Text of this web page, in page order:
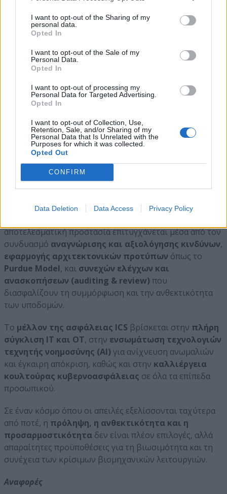
I want to opt-out of the Sharing of my
personal data.
Opted In
I want to opt-out of the Sale of my
Personal Data.
Opted In
I want to opt-out of processing my
Personal Data for Targeted Advertising.
Opted In
I want to opt-out of Collection, Use,
Retention, Sale, and/or Sharing of my
Personal Data that Is Unrelated with the
Purposes for which it was collected.
Opted Out
CONFIRM
Data Deletion Data Access Privacy Policy
έχουν ανασκοπηθεί οι κανόνες των συστημάτων
Firewall, IDS/IPS.
λογαριασμών και περιοδικός έλεγχος.
Network
Network Resilience: Αναγνώριση single points of
failure, ύπαρξη εφεδρικού εξοπλισμού, DRP,
αντίγραφα ασφαλείας.
Συμπεράσματα
Η ασφάλεια των Συστημάτων Βιομηχανικού Ελέγχου
και δυναμική προσπάθεια προσαρμογής απέναντι σε
αποτελεσματική προστασία επιτυγχάνεται μέσα από τον
συνδυασμό αναγνώρισης και αξιολόγησης κινδύνων,
εφαρμογής αρχιτεκτονικών προτύπων όπως το
Purdue Model, και συνεχών ελέγχων και
ανασκοπήσεων (auditing & review) που
διασφαλίζουν τη συμμόρφωση και την ανθεκτικότητα
των υποδομών.
Το μέλλον της ασφάλειας ICS βρίσκεται στην πλήρη
σύγκλιση IT και OT, στην ενσωμάτωση τεχνολογιών
τεχνητής νοημοσύνης (AI) για ανίχνευση ανωμαλιών
και έγκαιρη απόκριση, καθώς και στην καλλιέργεια
κουλτούρας κυβερνοασφάλειας σε όλα τα επίπεδα
προσωπικού.
Σε έναν κόσμο όπου οι απειλές εξελίσσονται ταχύτερα
από ποτέ, η πρόληψη, η ανθεκτικότητα και η
προσαρμοστικότητα δεν είναι πλέον επιλογές, αλλά
απαραίτητες προϋποθέσεις για τη βιωσιμότητα και τη
συνέχεια των κρίσιμων βιομηχανικών λειτουργιών.
Αναφορές